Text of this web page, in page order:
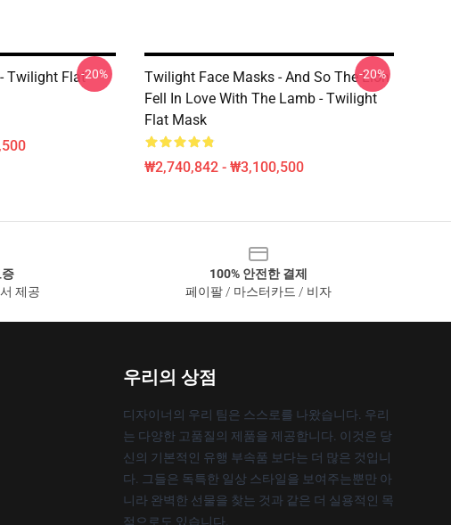
Twilight Flat-20%
Twilight Face Masks - And So The Lion
Fell In Love With The Lamb - Twilight
Flat Mask
₩2,740,842 - ₩3,100,500
-20%
제공
100% 안전한 결제
페이팔 / 마스터카드 / 비자
우리의 상점
디자이너의 우리 팀은 스스로를 나왔습니다. 우리
는 다양한 고품질의 제품을 제공합니다. 이것은 당
신의 기본적인 유행 부속품 보다는 더 많은 것입니
다. 그들은 독특한 일상 스타일을 보여주는뿐만 아
니라 완벽한 선물을 찾는 것과 같은 더 실용적인 목
적으로도 있습니다.